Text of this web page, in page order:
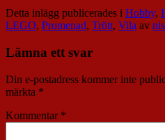
Detta inlägg publicerades i Hobby,
LEGO, Promenad, Trött, Vila av
Lämna ett svar
Din e-postadress kommer inte
märkta *
Kommentar *